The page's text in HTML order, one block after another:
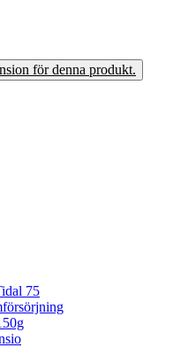
för denna produkt.
75